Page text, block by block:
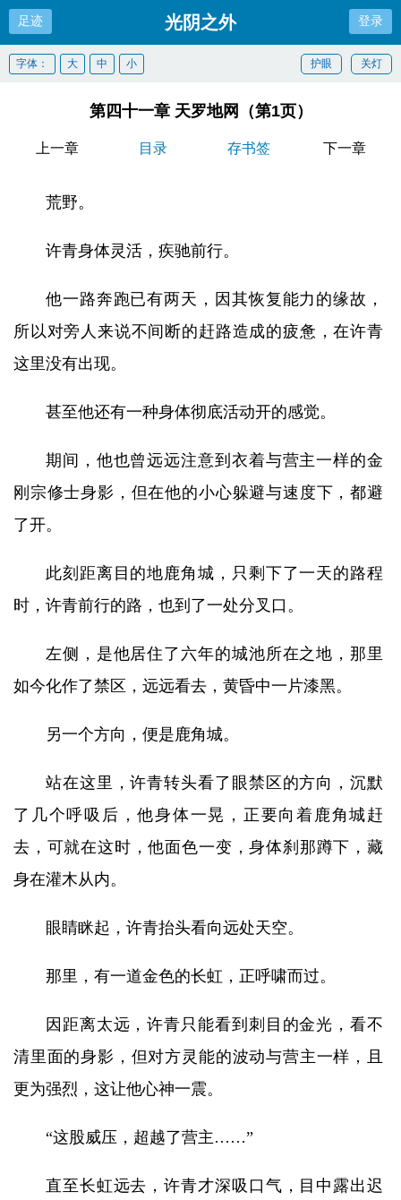
足迹 光阴之外 登录
关灯
护眼
字体： 大 中 小
第四十一章 天罗地网（第1页）
上一章 目录 存书签 下一章
荒野。
许青身体灵活，疾驰前行。
他一路奔跑已有两天，因其恢复能力的缘故，
所以对旁人来说不间断的赶路造成的疲惫，在许青
这里没有出现。
甚至他还有一种身体彻底活动开的感觉。
期间，他也曾远远注意到衣着与营主一样的金
刚宗修士身影，但在他的小心躲避与速度下，都避
了开。
此刻距离目的地鹿角城，只剩下了一天的路程
时，许青前行的路，也到了一处分叉口。
左侧，是他居住了六年的城池所在之地，那里
如今化作了禁区，远远看去，黄昏中一片漆黑。
另一个方向，便是鹿角城。
站在这里，许青转头看了眼禁区的方向，沉默
了几个呼吸后，他身体一晃，正要向着鹿角城赶
去，可就在这时，他面色一变，身体刹那蹲下，藏
身在灌木从内。
眼睛眯起，许青抬头看向远处天空。
那里，有一道金色的长虹，正呼啸而过。
因距离太远，许青只能看到刺目的金光，看不
清里面的身影，但对方灵能的波动与营主一样，且
更为强烈，这让他心神一震。
“这股威压，超越了营主……”
直至长虹远去，许青才深吸口气，目中露出迟